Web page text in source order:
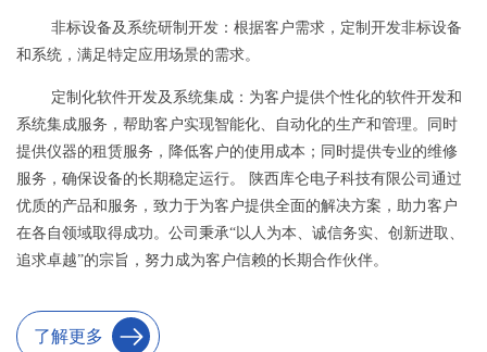
非标设备及系统研制开发：根据客户需求，定制开发非标设备
和系统，满足特定应用场景的需求。
定制化软件开发及系统集成：为客户提供个性化的软件开发和
系统集成服务，帮助客户实现智能化、自动化的生产和管理。同时
提供仪器的租赁服务，降低客户的使用成本；同时提供专业的维修
服务，确保设备的长期稳定运行。 陕西库仑电子科技有限公司通过
优质的产品和服务，致力于为客户提供全面的解决方案，助力客户
在各自领域取得成功。公司秉承“以人为本、诚信务实、创新进取、
追求卓越”的宗旨，努力成为客户信赖的长期合作伙伴。
了解更多